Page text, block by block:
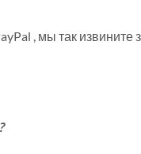
, мы так извините